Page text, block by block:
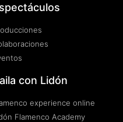
con Lidón
experience online
Flamenco Academy